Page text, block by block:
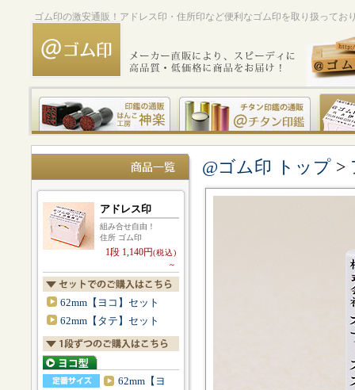
ゴム印の激安通販！アドレス印・住所印など便利なゴム印を取り扱ってお
アドレス印
組み合せ自由！
住所 ゴム印
1段 1,140円(税込)
～
62mm【ヨコ】セット
62mm【タテ】セット
62mm【ヨ
@ゴム印 トップ >